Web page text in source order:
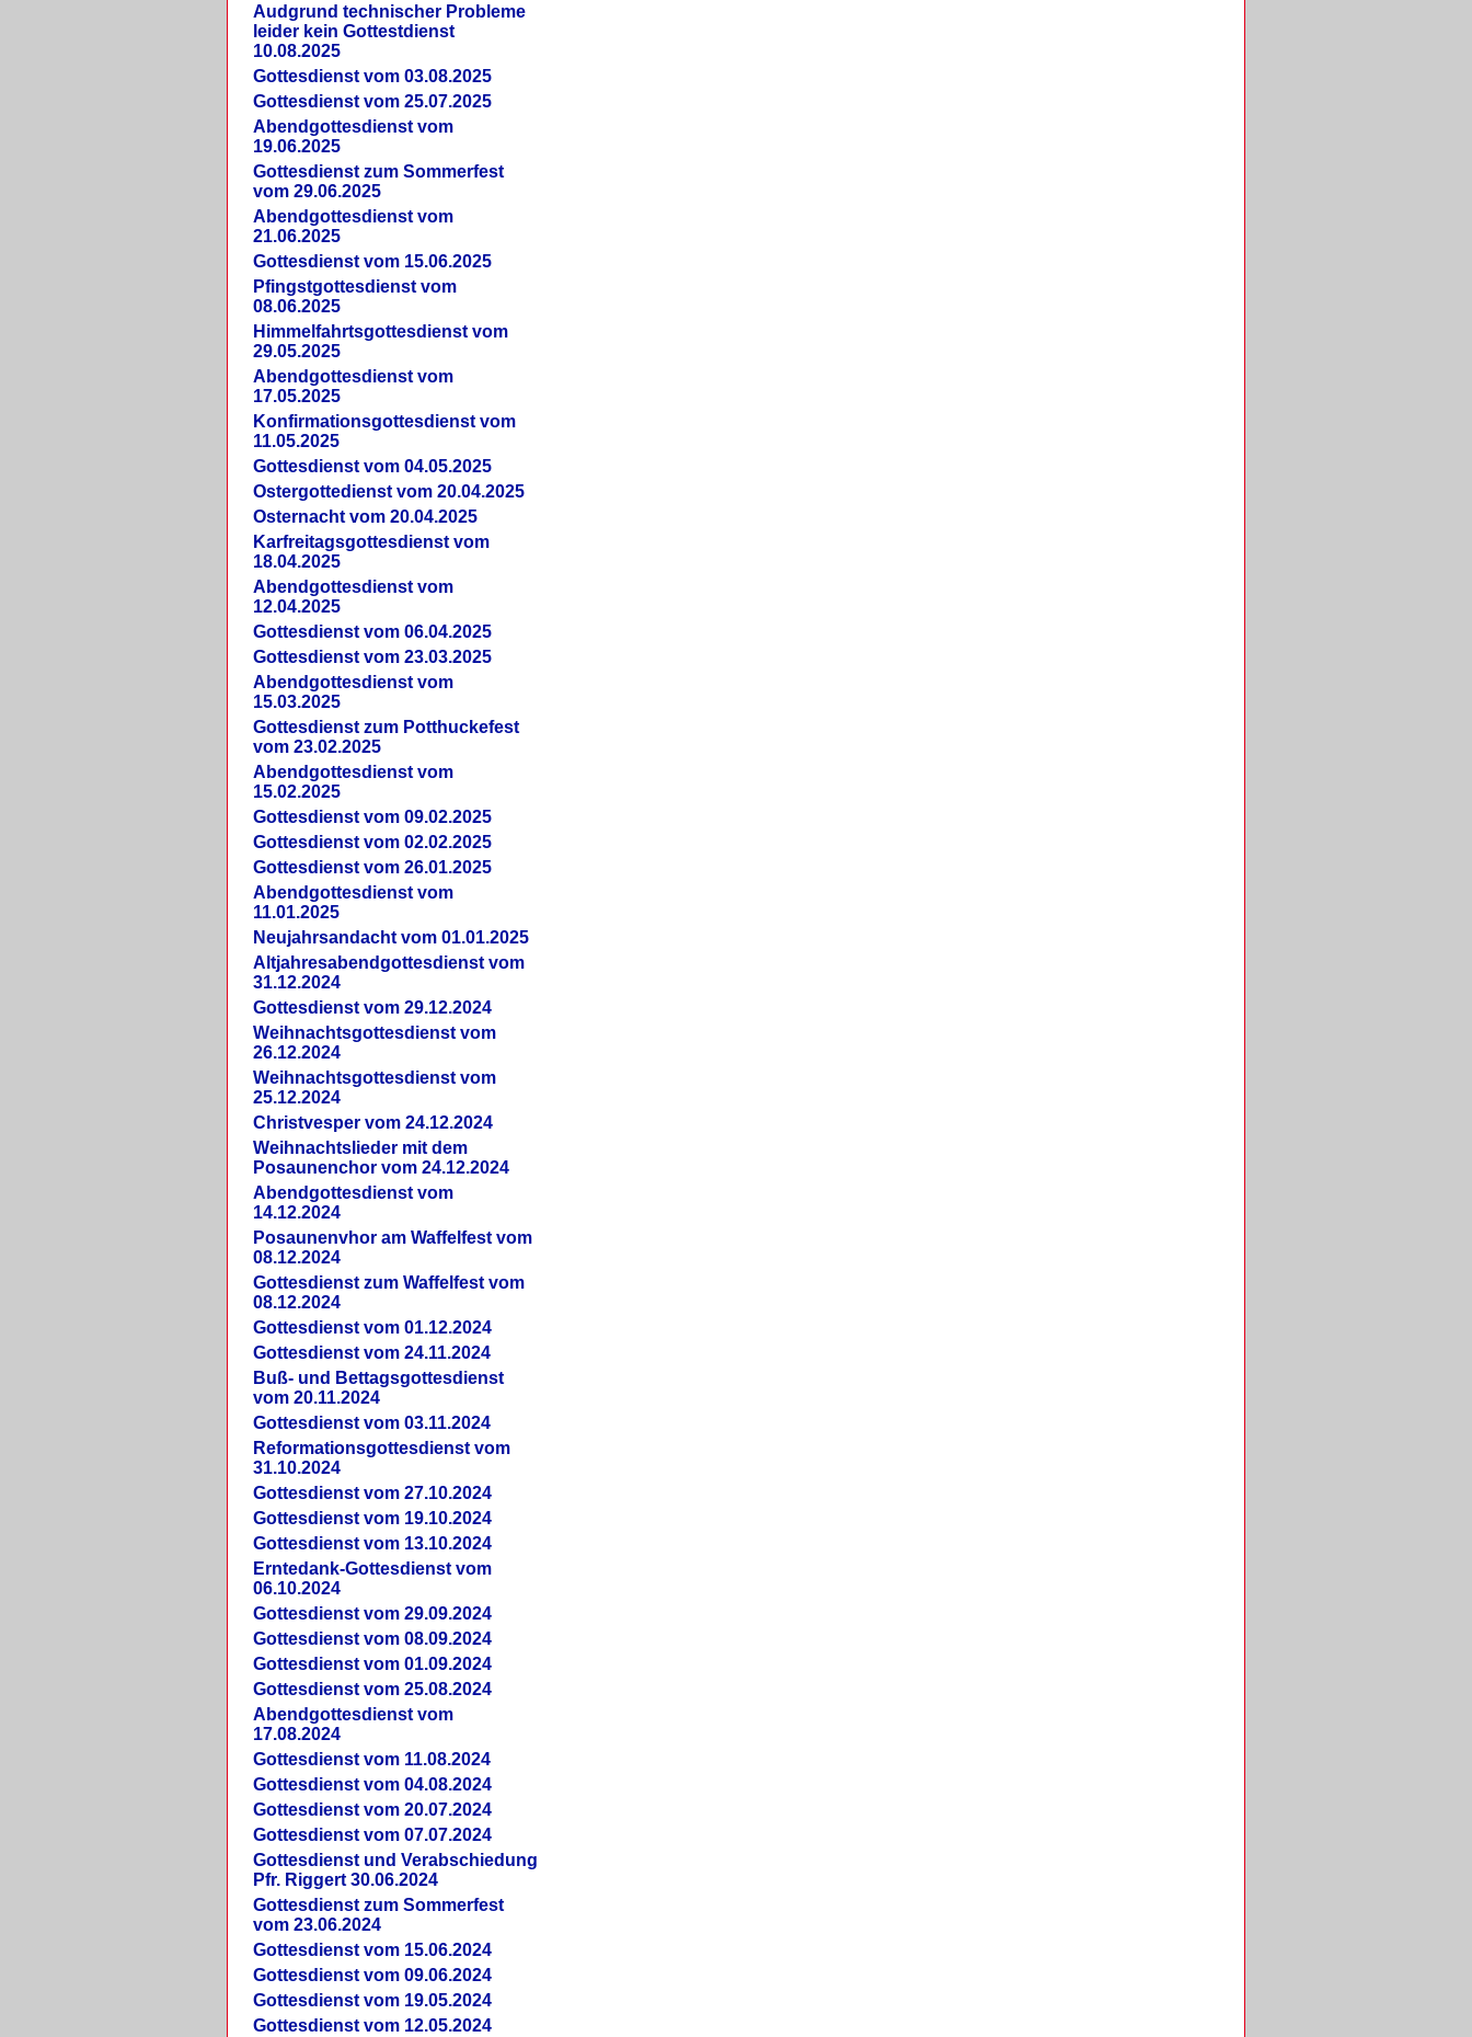
Audgrund technischer Probleme
leider kein Gottestdienst
10.08.2025
Gottesdienst vom 03.08.2025
Gottesdienst vom 25.07.2025
Abendgottesdienst vom
19.06.2025
Gottesdienst zum Sommerfest
vom 29.06.2025
Abendgottesdienst vom
21.06.2025
Gottesdienst vom 15.06.2025
Pfingstgottesdienst vom
08.06.2025
Himmelfahrtsgottesdienst vom
29.05.2025
Abendgottesdienst vom
17.05.2025
Konfirmationsgottesdienst vom
11.05.2025
Gottesdienst vom 04.05.2025
Ostergottedienst vom 20.04.2025
Osternacht vom 20.04.2025
Karfreitagsgottesdienst vom
18.04.2025
Abendgottesdienst vom
12.04.2025
Gottesdienst vom 06.04.2025
Gottesdienst vom 23.03.2025
Abendgottesdienst vom
15.03.2025
Gottesdienst zum Potthuckefest
vom 23.02.2025
Abendgottesdienst vom
15.02.2025
Gottesdienst vom 09.02.2025
Gottesdienst vom 02.02.2025
Gottesdienst vom 26.01.2025
Abendgottesdienst vom
11.01.2025
Neujahrsandacht vom 01.01.2025
Altjahresabendgottesdienst vom
31.12.2024
Gottesdienst vom 29.12.2024
Weihnachtsgottesdienst vom
26.12.2024
Weihnachtsgottesdienst vom
25.12.2024
Christvesper vom 24.12.2024
Weihnachtslieder mit dem
Posaunenchor vom 24.12.2024
Abendgottesdienst vom
14.12.2024
Posaunenvhor am Waffelfest vom
08.12.2024
Gottesdienst zum Waffelfest vom
08.12.2024
Gottesdienst vom 01.12.2024
Gottesdienst vom 24.11.2024
Buß- und Bettagsgottesdienst
vom 20.11.2024
Gottesdienst vom 03.11.2024
Reformationsgottesdienst vom
31.10.2024
Gottesdienst vom 27.10.2024
Gottesdienst vom 19.10.2024
Gottesdienst vom 13.10.2024
Erntedank-Gottesdienst vom
06.10.2024
Gottesdienst vom 29.09.2024
Gottesdienst vom 08.09.2024
Gottesdienst vom 01.09.2024
Gottesdienst vom 25.08.2024
Abendgottesdienst vom
17.08.2024
Gottesdienst vom 11.08.2024
Gottesdienst vom 04.08.2024
Gottesdienst vom 20.07.2024
Gottesdienst vom 07.07.2024
Gottesdienst und Verabschiedung
Pfr. Riggert 30.06.2024
Gottesdienst zum Sommerfest
vom 23.06.2024
Gottesdienst vom 15.06.2024
Gottesdienst vom 09.06.2024
Gottesdienst vom 19.05.2024
Gottesdienst vom 12.05.2024